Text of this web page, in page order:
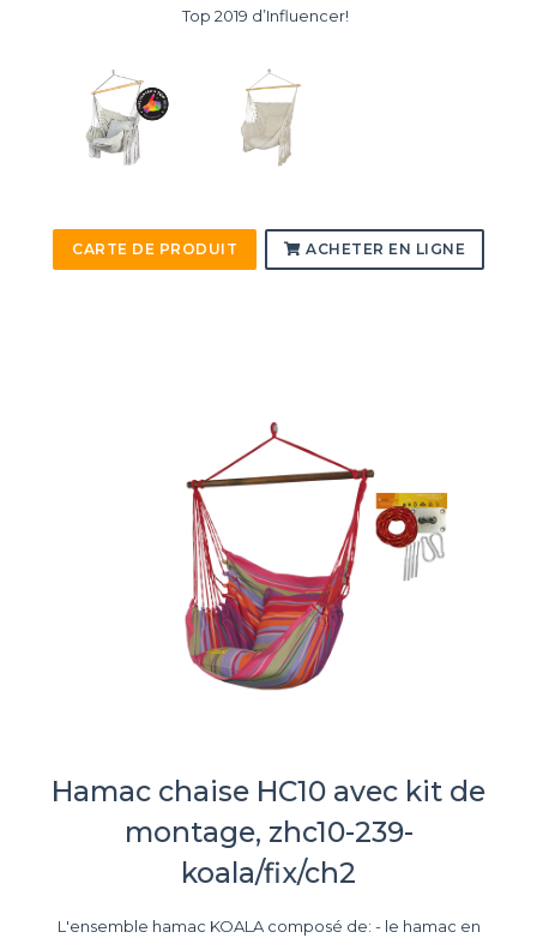
Top 2019 d’Influencer!
CARTE DE PRODUIT ACHETER EN LIGNE
Hamac chaise HC10 avec kit de
montage, zhc10-239-
koala/fix/ch2
L'ensemble hamac KOALA composé de: - le hamac en